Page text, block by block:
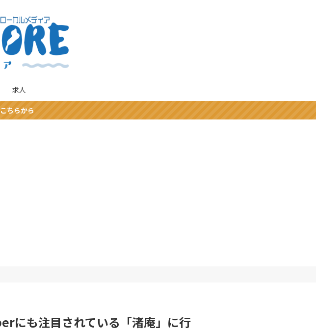
求人
ちらから
にも注目されている「渚庵」に行